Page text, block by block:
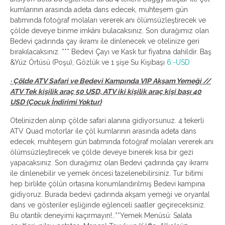
kumlarının arasında adeta dans edecek, muhteşem gün
batımında fotoğraf molaları vererek anı ölümsüzleştirecek ve
çölde deveye binme imkânı bulacaksınız. Son durağımız olan
Bedevi çadırında çay ikramı ile dinlenecek ve otelinize geri
bırakılacaksınız. *** Bedevi Çayı ve Kask tur fiyatına dahildir. Baş
&Yüz Örtüsü (Poşu), Gözlük ve 1 şişe Su Kişibaşı 6.-USD
· Çölde ATV Safari ve Bedevi Kampında VIP Akşam Yemeği //
ATV Tek kişilik araç 50 USD, ATV iki kişilik araç kişi başı 40
USD (Çocuk İndirimi Yoktur)
Otelinizden alınıp çölde safari alanına gidiyorsunuz. 4 tekerli
ATV Quad motorlar ile çöl kumlarının arasında adeta dans
edecek, muhteşem gün batımında fotoğraf molaları vererek anı
ölümsüzleştirecek ve çölde deveye binerek kısa bir gezi
yapacaksınız. Son durağımız olan Bedevi çadırında çay ikramı
ile dinlenebilir ve yemek öncesi tazelenebilirsiniz. Tur bitimi
hep birlikte çölün ortasına konumlandırılmış Bedevi kampına
gidiyoruz. Burada bedevi çadırında akşam yemeği ve oryantal
dans ve gösteriler eşliğinde eğlenceli saatler geçireceksiniz.
Bu otantik deneyimi kaçırmayın!..**Yemek Menüsü: Salata